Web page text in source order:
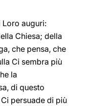
auguri:
Chiesa; della
che pensa, che
Ci sembra più
la
di questo
persuade di più